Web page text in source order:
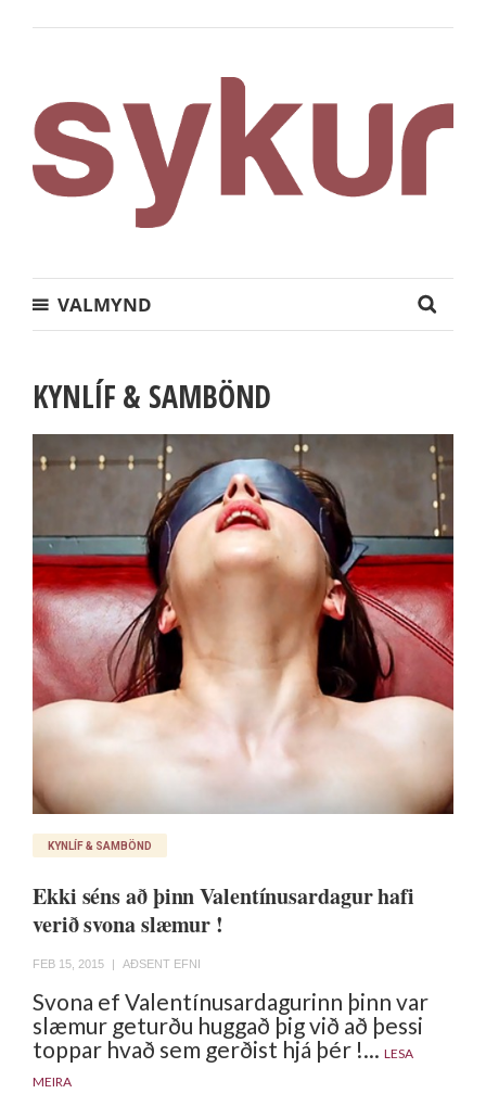
VALMYND
KYNLÍF & SAMBÖND
KYNLÍF & SAMBÖND
Ekki séns að þinn Valentínusardagur hafi
verið svona slæmur !
FEB 15, 2015 | AÐSENT EFNI
Svona ef Valentínusardagurinn þinn var
slæmur geturðu huggað þig við að þessi
toppar hvað sem gerðist hjá þér !... LESA
MEIRA